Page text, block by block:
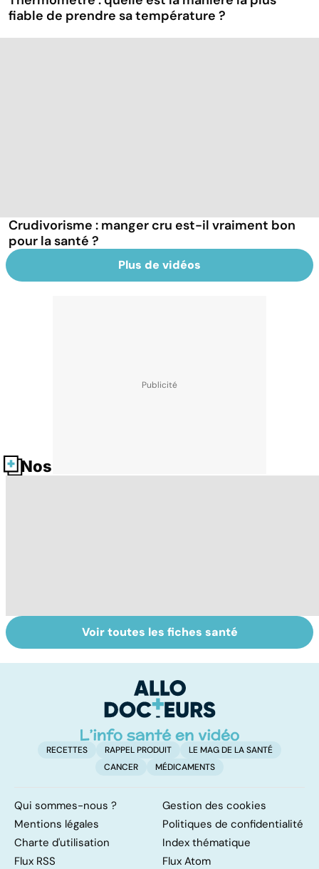
fiable de prendre sa température ?
Crudivorisme : manger cru est-il vraiment bon
pour la santé ?
Plus de vidéos
Nos fiches santé
Tout savoir sur
les infections
Inflammation des
amygdales : que
d'angine ?
Voir toutes les fiches santé
RECETTES RAPPEL PRODUIT
LE MAG DE LA SANTÉ
CANCER
MÉDICAMENTS
Qui sommes-nous ?
Gestion des cookies
Mentions légales
Politiques de confidentialité
Charte d'utilisation
Index thématique
Flux RSS
Flux Atom